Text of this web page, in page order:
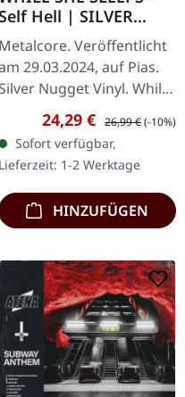
Hell | SILVER
NUGGET LP
Metalcore. Veröffentlicht
29.03.2024, auf Pias.
Silver Nugget Vinyl. While
She Sleeps kehren mit
ihrer bisher
und
emotional…
Verkaufspreis:
24,29 € Regulärer Preis:
26,99 €(-10%)
Sofort verfügbar,
Lieferzeit: 1-2 Werktage
HINZUFÜGEN